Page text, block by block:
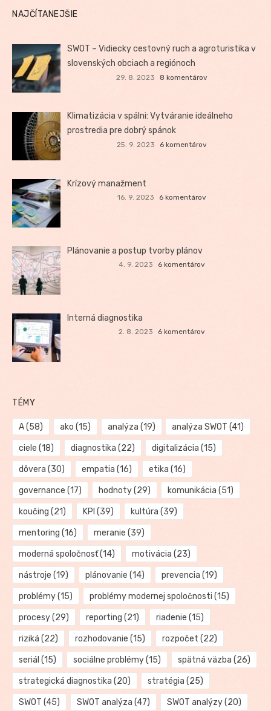
NAJČÍTANEJŠIE
SWOT – Vidiecky cestovný ruch a agroturistika v
slovenských obciach a regiónoch
29. 8. 2023 8 komentárov
Klimatizácia v spálni: Vytváranie ideálneho
prostredia pre dobrý spánok
25. 9. 2023 6 komentárov
Krízový manažment
16. 9. 2023 6 komentárov
Plánovanie a postup tvorby plánov
4. 9. 2023 6 komentárov
Interná diagnostika
2. 8. 2023 6 komentárov
TÉMY
A(58) ako (15) analýza (19) analýza SWOT (41)
ciele (18) diagnostika (22) digitalizácia (15)
dôvera (30) empatia (16) etika (16)
governance (17) hodnoty(29) komunikácia (51)
koučing (21) KPI (39) kultúra (39)
mentoring (16) meranie (39)
moderná spoločnosť(14) motivácia (23)
nástroje (19) plánovanie (14) prevencia (19)
problémy(15) problémy modernej spoločnosti (15)
procesy(29) reporting (21) riadenie (15)
riziká (22) rozhodovanie (15) rozpočet (22)
seriál (15) sociálne problémy(15) spätná väzba (26)
strategická diagnostika (20) stratégia (25)
SWOT (45) SWOT analýza (47) SWOT analýzy(20)